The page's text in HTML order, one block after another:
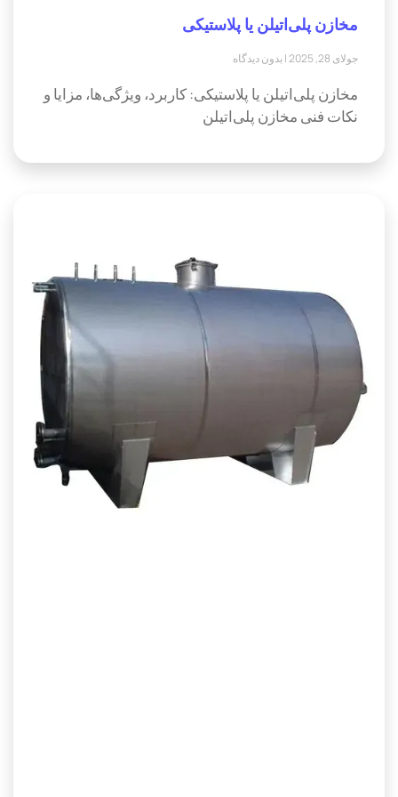
مخازن پلی‌اتیلن یا پلاستیکی
جولای 28, 2025 بدون دیدگاه
مخازن پلی‌اتیلن یا پلاستیکی: کاربرد، ویژگی‌ها، مزایا و
نکات فنی مخازن پلی‌اتیلن